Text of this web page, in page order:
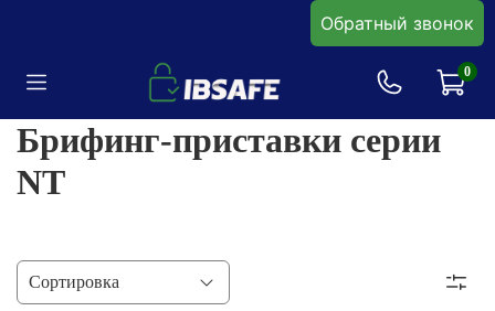
Обратный звонок
0
Брифинг-приставки серии
NT